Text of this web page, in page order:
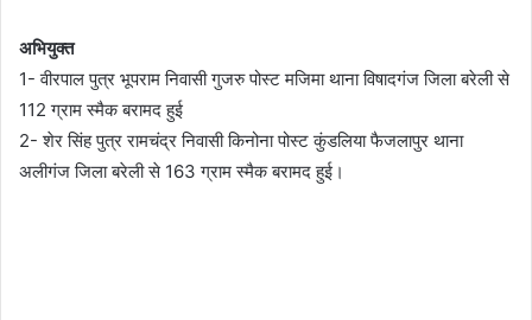
अभियुक्त
1- वीरपाल पुत्र भूपराम निवासी गुजरु पोस्ट मजिमा थाना विषादगंज जिला बरेली से
112 ग्राम स्मैक बरामद हुई
2- शेर सिंह पुत्र रामचंद्र निवासी किनोना पोस्ट कुंडलिया फैजलापुर थाना
अलीगंज जिला बरेली से 163 ग्राम स्मैक बरामद हुई।